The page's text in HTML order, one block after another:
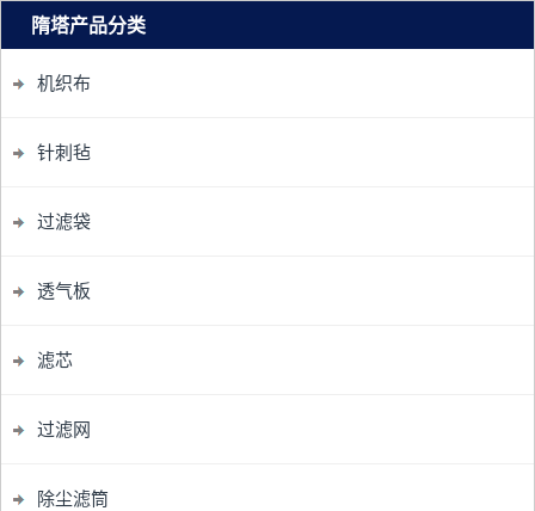
隋塔产品分类
机织布
针刺毡
过滤袋
透气板
滤芯
过滤网
除尘滤筒